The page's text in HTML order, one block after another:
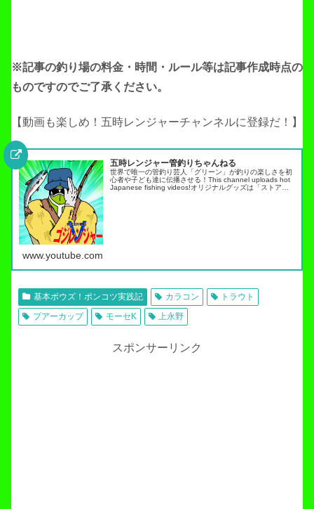
※記事の釣り場の料金・時間・ルール等は記事作成時点の
ものですのでご了承ください。
【動画も楽しめ！五時レンジャーチャンネルに登録だ！】
五時レンジャー管釣りちゃんねる
世界で唯一の管釣り芸人「グリーン」が釣りの楽しさを初
心者や子ども達に伝播させる！This channel uploads hot
Japanese fishing videos!オリジナルグッズは「ストア」
www.youtube.com
基本ボウズ！ポンコツ実践記 カラコン
トラウト
プアーカップ
モーセK 上永野
スポンサーリンク